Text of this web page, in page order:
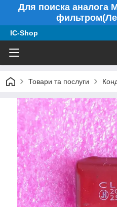
Для поиска аналога
IC-Shop
Товари та послуги